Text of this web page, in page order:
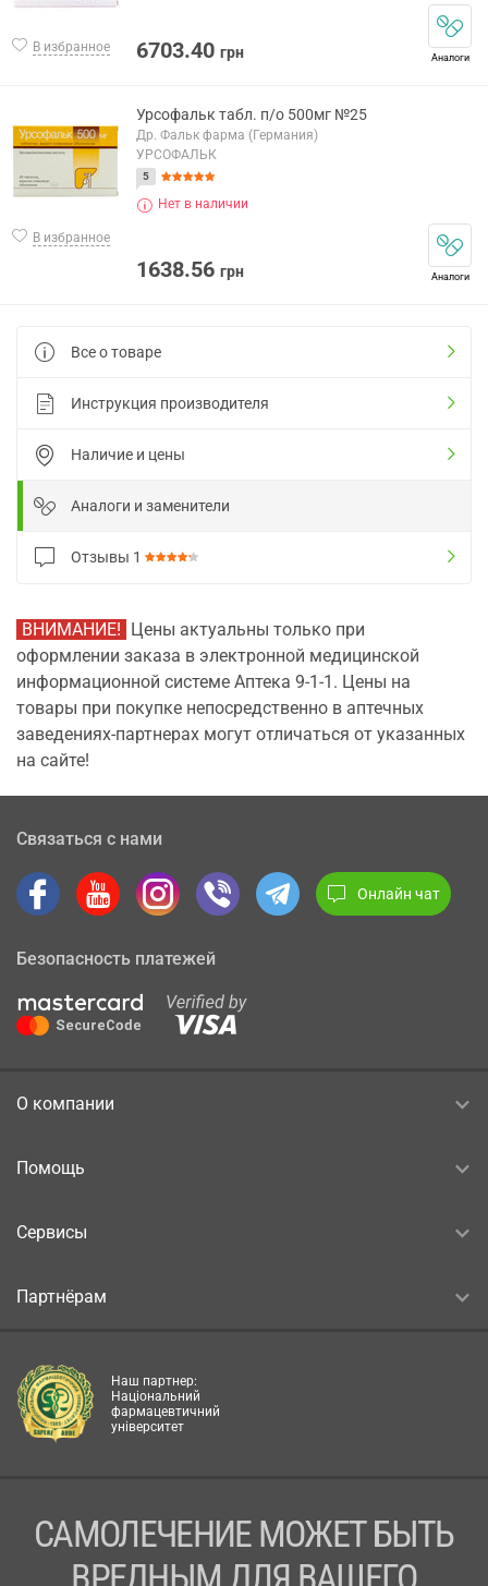
В избранное 6703.40 грн Аналоги
В избранное
Урсофальк табл. п/о 500мг №25
Др. Фальк фарма (Германия)
УРСОФАЛЬК
5
Нет в наличии
1638.56 грн Аналоги
Все о товаре
Инструкция производителя
Наличие и цены
Аналоги и заменители
Отзывы 1
ВНИМАНИЕ! Цены актуальны только при
оформлении заказа в электронной медицинской
информационной системе Аптека 9-1-1. Цены на
товары при покупке непосредственно в аптечных
заведениях-партнерах могут отличаться от указанных
на сайте!
Связаться с нами
Онлайн чат
Безопасность платежей
О компании
Помощь
Сервисы
Партнёрам
Наш партнер:
Національний
фармацевтичний
університет
САМОЛЕЧЕНИЕ МОЖЕТ БЫТЬ
ВРЕДНЫМ ДЛЯ ВАШЕГО